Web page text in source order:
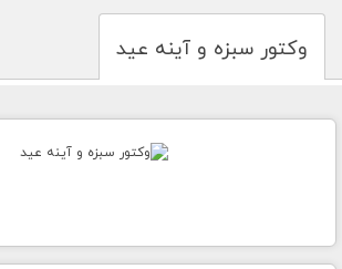
وکتور سبزه و آینه عید